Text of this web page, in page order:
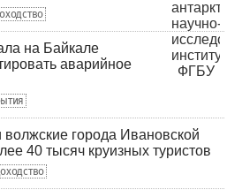
на Байкале
аварийное
города Ивановской
40 тысяч круизных туристов